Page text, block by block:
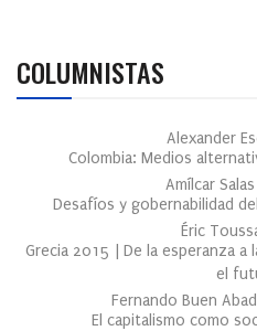
COLUMNISTAS
Alexander
Colombia: Medios
Amílcar
Desafíos y gobernabilidad
Éric
Grecia 2015 | De la esperanza a
el
Fernando Buen
El capitalismo como